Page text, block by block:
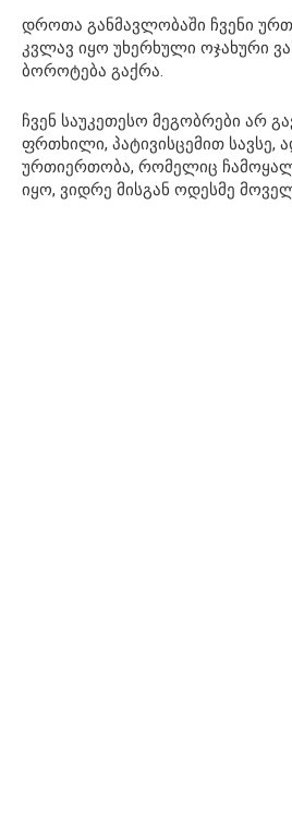
დროთა განმავლობაში ჩვენი
კვლავ იყო უხერხული ოჯახური
ბოროტება გაქრა.
ჩვენ საუკეთესო მეგობრები არ
ფრთხილი, პატივისცემით სავსე,
ურთიერთობა, რომელიც
იყო, ვიდრე მისგან ოდესმე